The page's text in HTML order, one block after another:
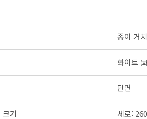
종이 거
화이트 (
단면
크기 세로: